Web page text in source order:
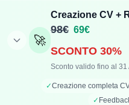
🚀
Creazione CV +
98€ 69€
SCONTO 30%
Sconto valido fino al 31
✓Creazione completa
✓
Aggiungi Compenso
Stipendi Dipendenti
Fatturati Partite IVA